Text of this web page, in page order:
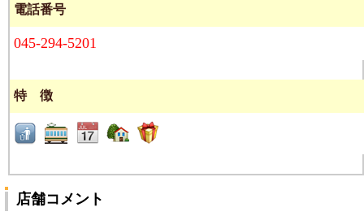
電話番号
045-294-5201
特 徴
店舗コメント